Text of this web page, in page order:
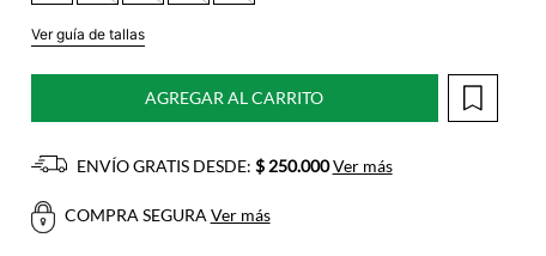
Ver guía de tallas
AGREGAR AL CARRITO
ENVÍO GRATIS DESDE: $ 250.000 Ver más
COMPRA SEGURA Ver más